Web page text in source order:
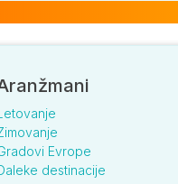
Evrope
destinacije